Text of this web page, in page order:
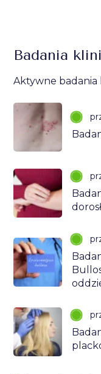
Badania
Aktywne badania